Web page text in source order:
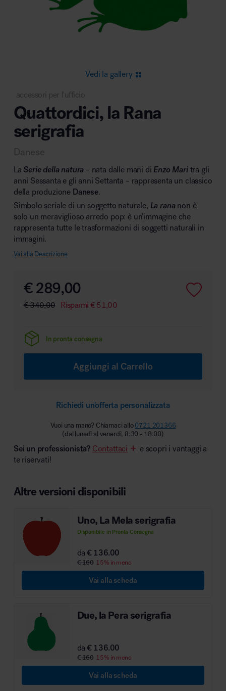
Area riunione e convegni
Area lounge e attesa
Area outdoor
Vedi la gallery
accessori per l'ufficio
Quattordici, la Rana
serigrafia
Danese
La Serie della natura – nata dalle mani di Enzo Mari tra gli
anni Sessanta e gli anni Settanta – rappresenta un classico
della produzione Danese.
Simbolo seriale di un soggetto naturale, La rana non è
solo un meraviglioso arredo pop: è un’immagine che
rappresenta tutte le trasformazioni di soggetti naturali in
immagini.
Vai alla Descrizione
€289,00
€340,00 Risparmi € 51,00
In pronta consegna
Aggiungi al Carrello
Richiedi un'offerta personalizzata
Vuoi una mano? Chiamaci allo0721 201366
(dal lunedì al venerdì, 8:30 - 18:00)
Sei un professionista? Contattaci
e scopri i vantaggi a
te riservati!
Altre versioni disponibili
Uno, La Mela serigrafia
Disponibile in Pronta Consegna
da€ 136.00
€ 160 15% in meno
Vai alla scheda
Due, la Pera serigrafia
da€ 136.00
€ 160 15% in meno
Vai alla scheda